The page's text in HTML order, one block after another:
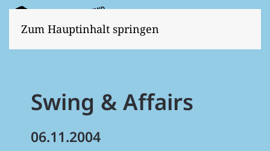
Zum Hauptinhalt springen
Swing & Affairs
06.11.2004